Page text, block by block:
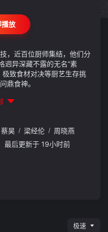
播放
，近百位厨师集结，他们分
迥异深藏不露的无名“素
极致食材对决等厨艺生存挑
鼎食神。
蔡昊 / 梁经伦 / 周晓燕
后更新于 19小时前
极速